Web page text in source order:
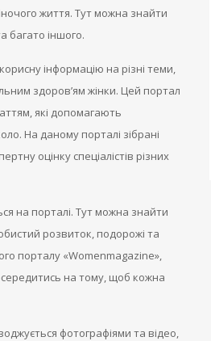
життя. Тут можна знайти
багато іншого.
інформацію на різні теми,
здоров’ям жінки. Цей портал
які допомагають
На даному порталі зібрані
оцінку спеціалістів різних
на порталі. Тут можна знайти
розвиток, подорожі та
порталу «Womenmagazine»,
на тому, щоб кожна
фотографіями та відео,